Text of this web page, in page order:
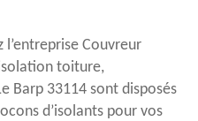
l’entreprise Couvreur
toiture,
Barp 33114 sont disposés
d’isolants pour vos